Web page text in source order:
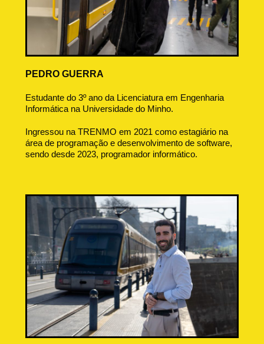
PEDRO GUERRA
Estudante do 3º ano da Licenciatura em Engenharia
Informática na Universidade do Minho.
Ingressou na TRENMO em 2021 como estagiário na
área de programação e desenvolvimento de software,
sendo desde 2023, programador informático.